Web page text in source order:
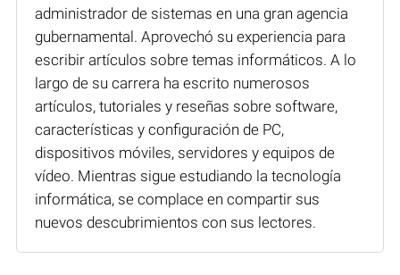
administrador de sistemas en una gran agencia
gubernamental. Aprovechó su experiencia para
escribir artículos sobre temas informáticos. A lo
largo de su carrera ha escrito numerosos
artículos, tutoriales y reseñas sobre software,
características y configuración de PC,
dispositivos móviles, servidores y equipos de
vídeo. Mientras sigue estudiando la tecnología
informática, se complace en compartir sus
nuevos descubrimientos con sus lectores.